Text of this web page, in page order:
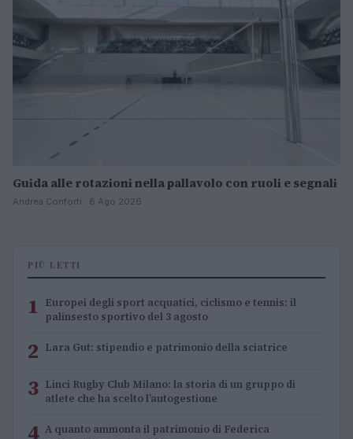
Guida alle rotazioni nella pallavolo con ruoli e segnali
Andrea Conforti · 8 Ago 2026
PIÙ LETTI
1 Europei degli sport acquatici, ciclismo e tennis: il
palinsesto sportivo del 3 agosto
2 Lara Gut: stipendio e patrimonio della sciatrice
3 Linci Rugby Club Milano: la storia di un gruppo di
atlete che ha scelto l’autogestione
4 A quanto ammonta il patrimonio di Federica